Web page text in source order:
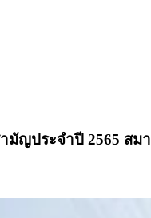
ญประจำปี 2565 ส